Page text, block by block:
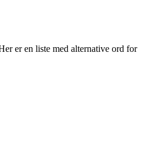
er en liste med alternative ord for